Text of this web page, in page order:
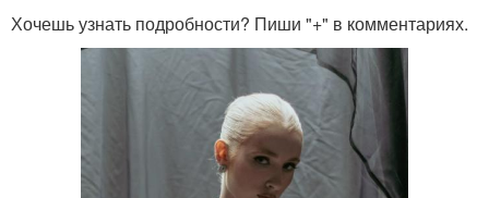
Хочешь узнать подробности? Пиши "+" в комментариях.